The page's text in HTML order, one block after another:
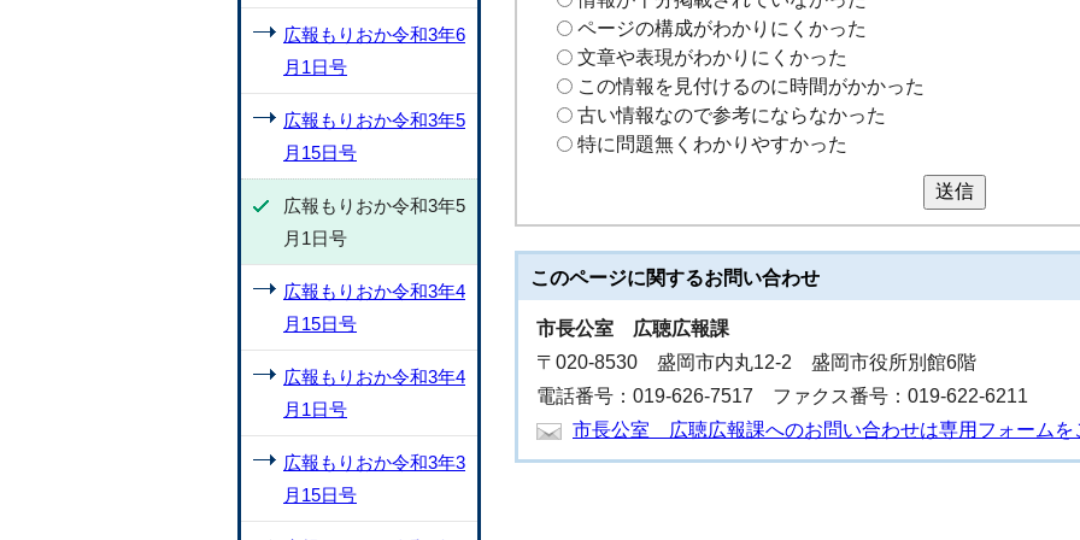
ページの構成がわかりにくかった
文章や表現がわかりにくかった
この情報を見付けるのに時間がかかった
古い情報なので参考にならなかった
特に問題無くわかりやすかった
送信
このページに関するお問い合わせ
市長公室 広聴広報課
〒020-8530 盛岡市内丸12-2 盛岡市役所別館6階
電話番号：019-626-7517 ファクス番号：019-622-6211
市長公室 広聴広報課へのお問い合わせは専用フォームを
広報もりおか令和3年6
月1日号
広報もりおか令和3年5
月15日号
広報もりおか令和3年5
月1日号
広報もりおか令和3年4
月15日号
広報もりおか令和3年4
月1日号
広報もりおか令和3年3
月15日号